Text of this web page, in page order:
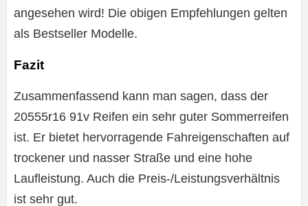
angesehen wird! Die obigen Empfehlungen gelten
als Bestseller Modelle.
Fazit
Zusammenfassend kann man sagen, dass der
20555r16 91v Reifen ein sehr guter Sommerreifen
ist. Er bietet hervorragende Fahreigenschaften auf
trockener und nasser Straße und eine hohe
Laufleistung. Auch die Preis-/Leistungsverhältnis
ist sehr gut.